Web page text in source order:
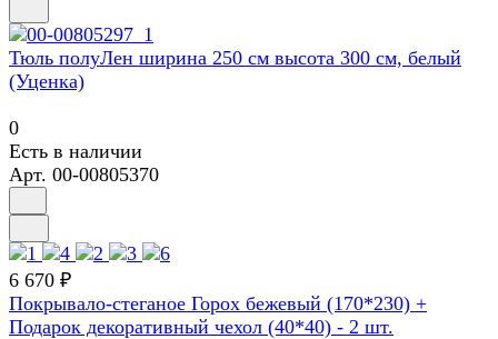
Тюль полуЛен ширина 250 см высота 300 см, белый
(Уценка)
0
Есть в наличии
Арт. 00-00805370
6 670 ₽
Покрывало-стеганое Горох бежевый (170*230) +
Подарок декоративный чехол (40*40) - 2 шт.